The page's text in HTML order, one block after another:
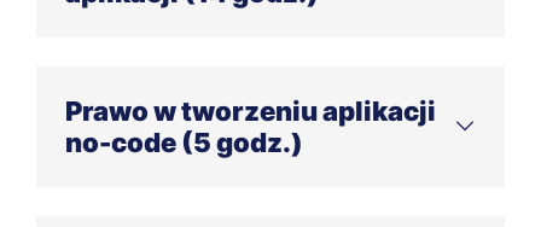
godz.)
Strategie wdrażania aplikacji i analiza
problemów (9 godz.)
Prawo w tworzeniu aplikacji
no-code (5 godz.)